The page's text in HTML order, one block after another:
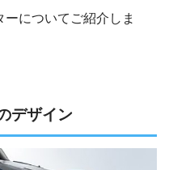
についてご紹介しま
デザイン